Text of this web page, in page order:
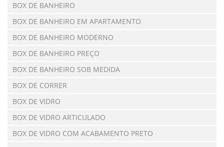
BOX DE BANHEIRO
BOX DE BANHEIRO EM APARTAMENTO
BOX DE BANHEIRO MODERNO
BOX DE BANHEIRO PREÇO
BOX DE BANHEIRO SOB MEDIDA
BOX DE CORRER
BOX DE VIDRO
BOX DE VIDRO ARTICULADO
BOX DE VIDRO COM ACABAMENTO PRETO